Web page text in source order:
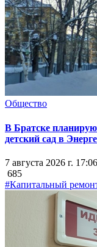
Общество
В Братске
детский сад в
7 августа 2026 г. 17:06
685
#Капитальный